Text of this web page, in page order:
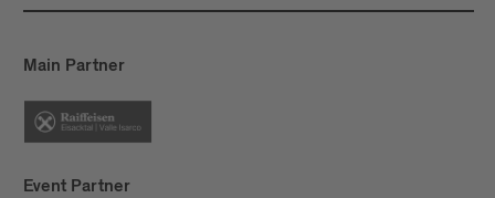
Main Partner
Event Partner